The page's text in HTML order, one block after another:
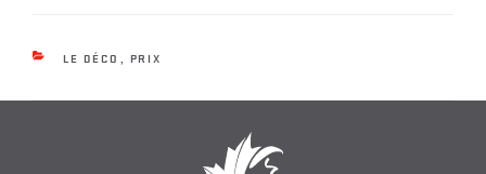
CATEGORIES
LE DÉCO PRIX